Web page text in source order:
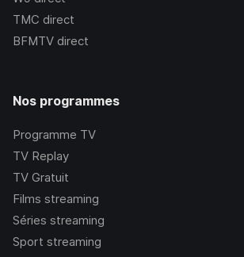
TMC direct
BFMTV direct
Nos programmes
Programme TV
TV Replay
TV Gratuit
Films streaming
Séries streaming
Sport streaming